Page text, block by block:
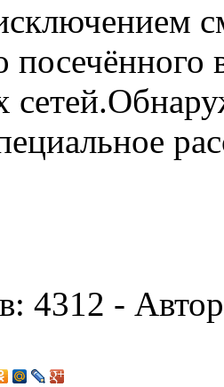
посечённого
4312 -